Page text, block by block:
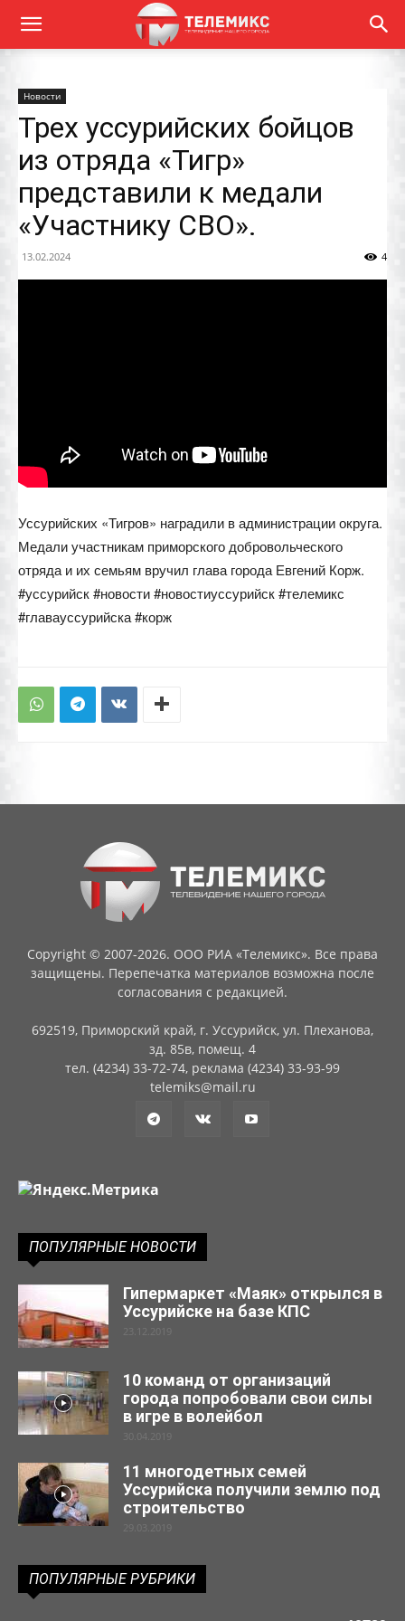
Новости
Трех уссурийских бойцов
из отряда «Тигр»
представили к медали
«Участнику СВО».
13.02.2024 4
Уссурийских «Тигров» наградили в администрации округа.
Медали участникам приморского добровольческого
отряда и их семьям вручил глава города Евгений Корж.
#уссурийск #новости #новостиуссурийск #телемикс
#главауссурийска #корж
Copyright © 2007-2026. ООО РИА «Телемикс». Все права
защищены. Перепечатка материалов возможна после
согласования с редакцией.
692519, Приморский край, г. Уссурийск, ул. Плеханова,
зд. 85в, помещ. 4
тел. (4234) 33-72-74, реклама (4234) 33-93-99
telemiks@mail.ru
ПОПУЛЯРНЫЕ НОВОСТИ
Гипермаркет «Маяк» открылся в
Уссурийске на базе КПС
23.12.2019
10 команд от организаций
города попробовали свои силы
в игре в волейбол
30.04.2019
11 многодетных семей
Уссурийска получили землю под
строительство
29.03.2019
ПОПУЛЯРНЫЕ РУБРИКИ